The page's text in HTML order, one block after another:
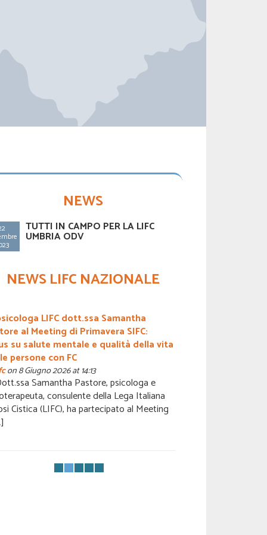
NEWS
TUTTI IN CAMPO PER LA LIFC
UMBRIA ODV
NEWS LIFC NAZIONALE
LIFC dott.ssa Samantha
al Meeting di Primavera SIFC:
su salute mentale e qualità della vita
persone con FC
on 8 Giugno 2026 at 14:13
Samantha Pastore, psicologa e
consulente della Lega Italiana
Cistica (LIFC), ha partecipato al Meeting